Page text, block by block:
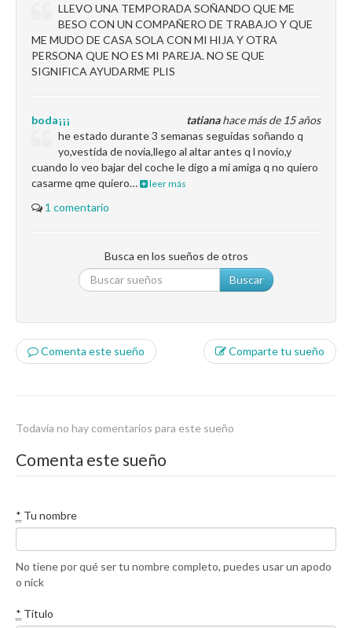
LLEVO UNA TEMPORADA SOÑANDO QUE ME
BESO CON UN COMPAÑERO DE TRABAJO Y QUE
ME MUDO DE CASA SOLA CON MI HIJA Y OTRA
PERSONA QUE NO ES MI PAREJA. NO SE QUE
SIGNIFICA AYUDARME PLIS
tatianahace más de 15 años
boda¡¡¡
he estado durante 3 semanas seguidas soñando q
yo,vestida de novia,llego al altar antes q l novio,y
cuando lo veo bajar del coche le digo a mi amiga q no quiero
casarme qme quiero…
leer más
1 comentario
Busca en los sueños de otros
Buscar
Comenta este sueño Comparte tu sueño
Todavía no hay comentarios para este sueño
Comenta este sueño
* Tu nombre
No tiene por qué ser tu nombre completo, puedes usar un apodo
o nick
* Título